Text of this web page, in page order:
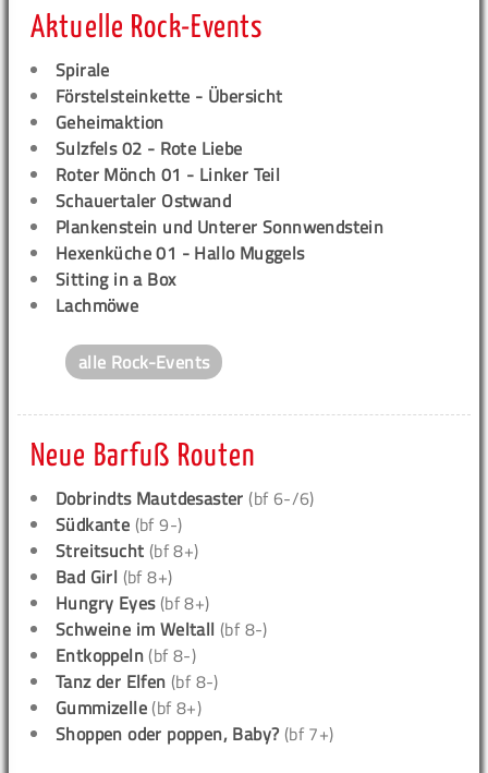
Aktuelle Rock-Events
Spirale
Förstelsteinkette - Übersicht
Geheimaktion
Sulzfels 02 - Rote Liebe
Roter Mönch 01 - Linker Teil
Schauertaler Ostwand
Plankenstein und Unterer Sonnwendstein
Hexenküche 01 - Hallo Muggels
Sitting in a Box
Lachmöwe
alle Rock-Events
Neue Barfuß Routen
Dobrindts Mautdesaster (bf 6-/6)
Südkante (bf 9-)
Streitsucht (bf 8+)
Bad Girl (bf 8+)
Hungry Eyes(bf 8+)
Schweine im Weltall (bf 8-)
Entkoppeln (bf 8-)
Tanz der Elfen (bf 8-)
Gummizelle (bf 8+)
Shoppen oder poppen, Baby? (bf 7+)